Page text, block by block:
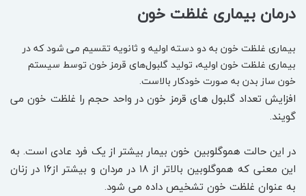
درمان بیماری غلظت خون
بیماری غلظت خون به دو دسته اولیه و ثانویه تقسیم می شود که در
بیماری غلظت خون اولیه، تولید گلبول‌های قرمز خون توسط سیستم
خون ساز بدن به صورت خودکار بالاست.
افزایش تعداد گلبول های قرمز خون در واحد حجم را غلظت خون می
گویند.
در این حالت هموگلوبین‌ خون بیمار بیشتر از یک فرد عادی است. به
این معنی که هموگلوبین بالاتر از ۱۸ در مردان و بیشتر از۱۶ در زنان
به عنوان غلظت خون تشخیص داده می شود.